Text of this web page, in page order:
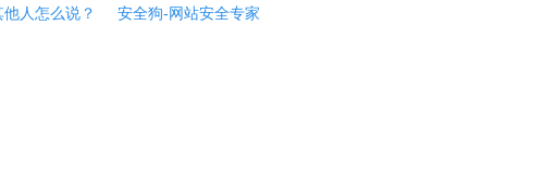
他人怎么说？ 安全狗-网站安全专家